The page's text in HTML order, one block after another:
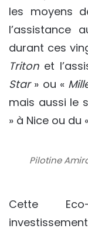
les moyens
l’assistance
durant ces
Triton et
Star» ou «
mais aussi le
» à Nice ou du
Pilotine
Cette